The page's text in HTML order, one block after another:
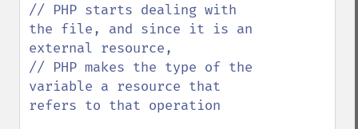
// PHP starts dealing with
the file, and since it is an
external resource,
// PHP makes the type of the
variable a resource that
refers to that operation